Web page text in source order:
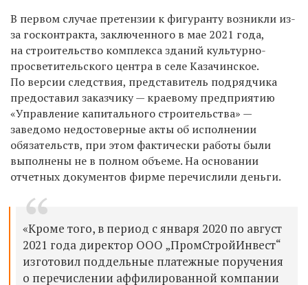
В первом случае претензии к фигуранту возникли из-
за госконтракта, заключенного в мае 2021 года,
на строительство комплекса зданий культурно-
просветительского центра в селе Казачинское.
По версии следствия, представитель подрядчика
предоставил заказчику — краевому предприятию
«Управление капитального строительства» —
заведомо недостоверные акты об исполнении
обязательств, при этом фактически работы были
выполнены не в полном объеме. На основании
отчетных документов фирме перечислили деньги.
«Кроме того, в период с января 2020 по август
2021 года директор ООО „ПромСтройИнвест“
изготовил поддельные платежные поручения
о перечислении аффилированной компании